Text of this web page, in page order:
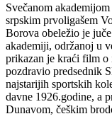
Svečanom
srpskim prvoligašem
Borova obeležio je
akademiji, održanoj u
prikazan je kraći film o
pozdravio predsednik
najstarijih sportskih
davne 1926.godine, a
Dunavom, češkim